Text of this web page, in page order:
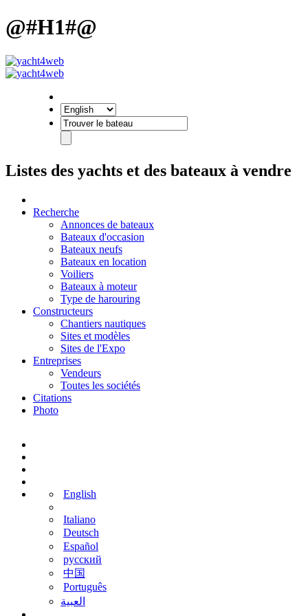
@#H1#@
Listes des yachts et des bateaux à vendre
Recherche
Annonces de bateaux
Bateaux d'occasion
Bateaux neufs
Bateaux en location
Voiliers
Bateaux à moteur
Type de harouring
Constructeurs
Chantiers nautiques
Sites et modèles
Sites de l'Expo
Entreprises
Vendeurs
Toutes les sociétés
Citations
Photo
English
Italiano
Deutsch
Español
русский
中国
Português
‫العبية